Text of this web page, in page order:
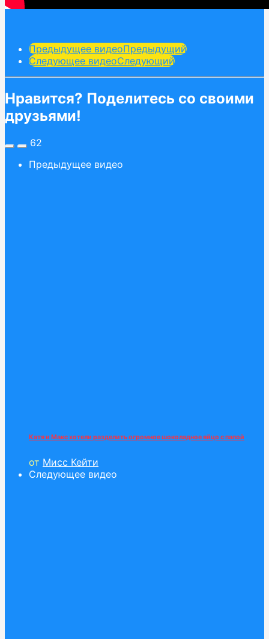
Post
Pagination
Предыдущее видеоПредыдущий
Следующее видеоСледующий
Нравится? Поделитесь со своими
друзьями!
62
Предыдущее видео
Катя и Макс хотели разделить огромное шоколадное яйцо с папой
от Мисс Кейти
Следующее видео